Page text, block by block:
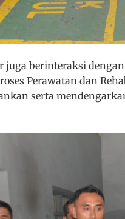
juga berinteraksi
Perawatan dan
serta